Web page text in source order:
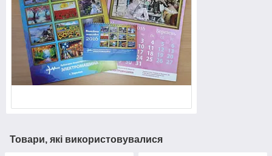
Товари, які використовувалися